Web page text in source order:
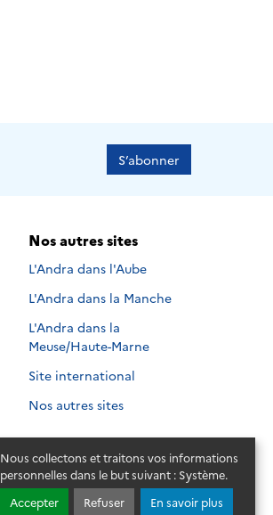
Nous collectons et traitons vos informations
personnelles dans le but suivant : Système.
Accepter
Refuser En savoir plus
S’abonner
Nos autres sites
L'Andra dans l'Aube
L'Andra dans la Manche
L'Andra dans la
Meuse/Haute-Marne
Site international
Nos autres sites